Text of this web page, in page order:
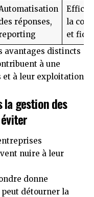
réponses,
la
et
avantages distincts
à une
et à leur exploitation
la gestion des
nuire à leur
donne
peut détourner la